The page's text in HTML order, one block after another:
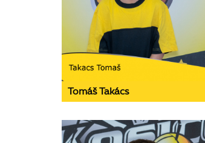
Tomáš Takács